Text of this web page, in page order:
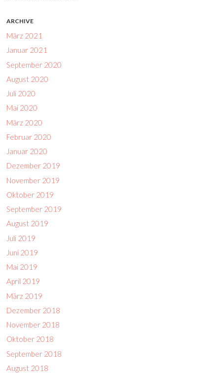
ARCHIVE
März 2021
Januar 2021
September 2020
August 2020
Juli 2020
Mai 2020
März 2020
Februar 2020
Januar 2020
Dezember 2019
November 2019
Oktober 2019
September 2019
August 2019
Juli 2019
Juni 2019
Mai 2019
April 2019
März 2019
Dezember 2018
November 2018
Oktober 2018
September 2018
August 2018